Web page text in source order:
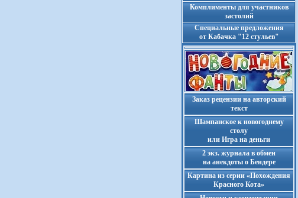
Комплименты для участников
застолий
Cпециальные предложения
от Кабачка "12 стульев"
Заказ рецензии на авторский
текст
Шампанское к новогоднему
столу
или Игра на деньги
2 экз. журнала в обмен
на анекдоты о Бендере
Картина из серии «Похождения
Красного Кота»